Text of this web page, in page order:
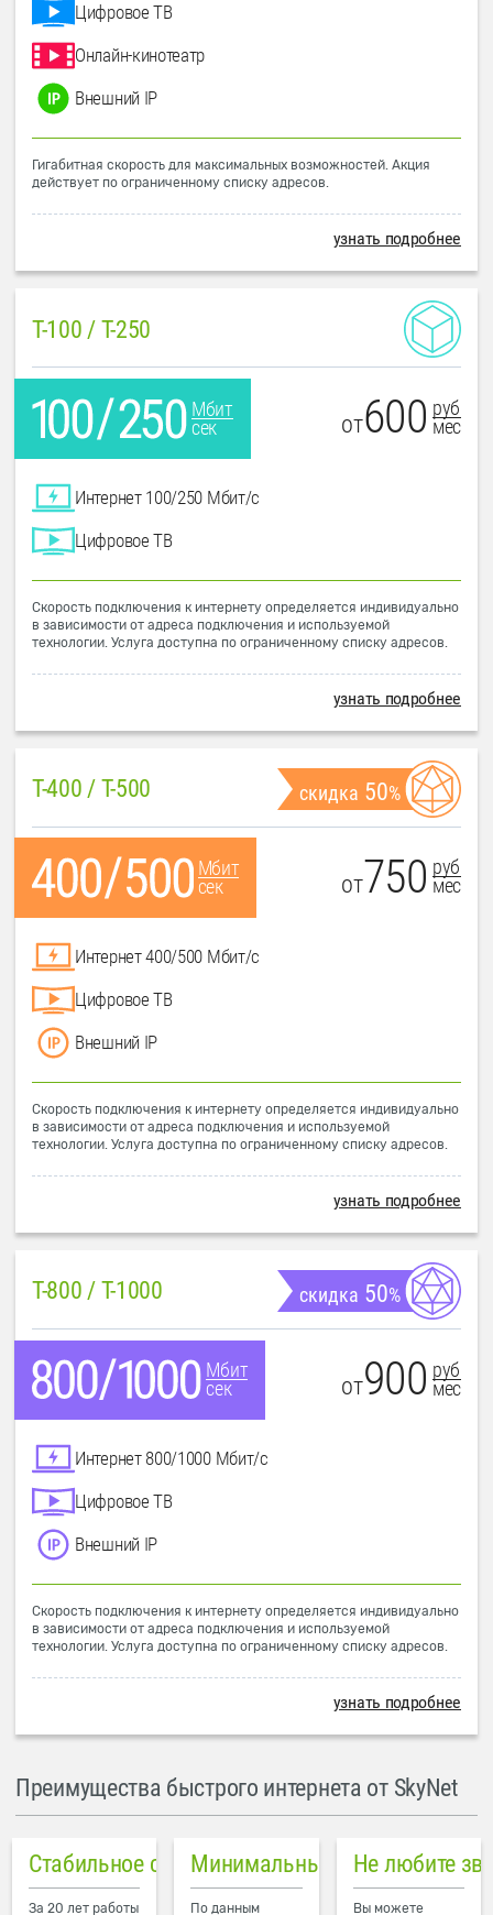
Цифровое ТВ
Онлайн-кинотеатр
Внешний IP
Гигабитная скорость для максимальных возможностей. Акция
действует по ограниченному списку адресов.
узнать подробнее
T-100 / T-250
Мбит
сек
от600 руб
мес
Интернет 100/250 Мбит/с
Цифровое ТВ
Скорость подключения к интернету определяется индивидуально
в зависимости от адреса подключения и используемой
технологии. Услуга доступна по ограниченному списку адресов.
узнать подробнее
T-400 / T-500 скидка 50%
Мбит
сек
от750 руб
мес
Интернет 400/500 Мбит/с
Цифровое ТВ
Внешний IP
Скорость подключения к интернету определяется индивидуально
в зависимости от адреса подключения и используемой
технологии. Услуга доступна по ограниченному списку адресов.
узнать подробнее
T-800 / T-1000 скидка 50%
Мбит
сек
от900 руб
мес
Интернет 800/1000 Мбит/с
Цифровое ТВ
Внешний IP
Скорость подключения к интернету определяется индивидуально
в зависимости от адреса подключения и используемой
технологии. Услуга доступна по ограниченному списку адресов.
узнать подробнее
Преимущества быстрого интернета от SkyNet
Стабильное соединение
За 20 лет работы
Минимальный пинг в городе
По данным
Не любите
Вы можете